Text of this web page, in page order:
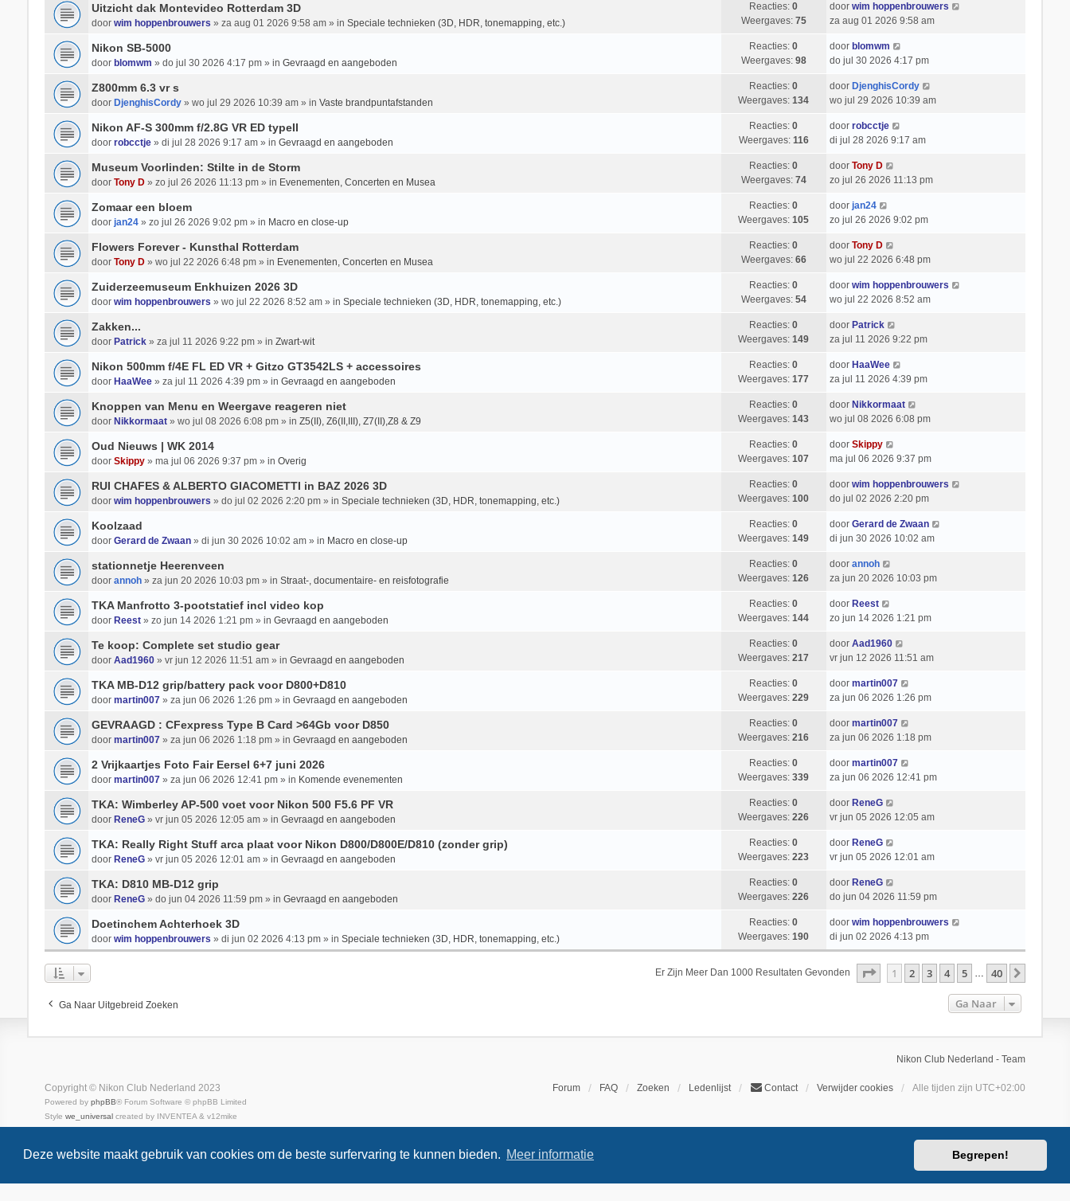
Deze website maakt gebruik van cookies om de beste surfervaring te kunnen bieden. Meer informatie Begrepen!
Uitzicht dak Montevideo Rotterdam 3D
door wim hoppenbrouwers » za aug 01 2026 9:58 am » in Speciale technieken (3D, HDR, tonemapping, etc.)
Reacties:0
Weergaves: 75
door wim hoppenbrouwers
za aug 01 2026 9:58 am
Nikon SB-5000
door blomwm » do jul 30 2026 4:17 pm » in Gevraagd en aangeboden
Reacties:0
Weergaves: 98
door blomwm
do jul 30 2026 4:17 pm
Z800mm 6.3 vr s
door DjenghisCordy» wo jul 29 2026 10:39 am » in Vaste brandpuntafstanden
Reacties:0
Weergaves:134
door DjenghisCordy
wo jul 29 2026 10:39 am
Nikon AF-S 300mm f/2.8G VR ED typeII
door robcctje» di jul 28 2026 9:17 am » in Gevraagd en aangeboden
Reacties:0
Weergaves: 116
door robcctje
di jul 28 2026 9:17 am
Museum Voorlinden: Stilte in de Storm
door Tony D» zo jul 26 2026 11:13 pm » in Evenementen, Concerten en Musea
Reacties:0
Weergaves: 74
door Tony D
zo jul 26 2026 11:13 pm
Zomaar een bloem
door jan24» zo jul 26 2026 9:02 pm » in Macro en close-up
Reacties:0
Weergaves:105
door jan24
zo jul 26 2026 9:02 pm
Flowers Forever - Kunsthal Rotterdam
door Tony D» wo jul 22 2026 6:48 pm » in Evenementen, Concerten en Musea
Reacties:0
Weergaves: 66
door Tony D
wo jul 22 2026 6:48 pm
Zuiderzeemuseum Enkhuizen 2026 3D
door wim hoppenbrouwers » wo jul 22 2026 8:52 am » in Speciale technieken (3D, HDR, tonemapping, etc.)
Reacties:0
Weergaves: 54
door wim hoppenbrouwers
wo jul 22 2026 8:52 am
Zakken...
door Patrick» za jul 11 2026 9:22 pm » in Zwart-wit
Reacties:0
Weergaves:149
door Patrick
za jul 11 2026 9:22 pm
Nikon 500mm f/4E FL ED VR + Gitzo GT3542LS + accessoires
door HaaWee» za jul 11 2026 4:39 pm » in Gevraagd en aangeboden
Reacties:0
Weergaves:177
door HaaWee
za jul 11 2026 4:39 pm
Knoppen van Menu en Weergave reageren niet
door Nikkormaat» wo jul 08 2026 6:08 pm » in Z5(II), Z6(II,III), Z7(II),Z8 & Z9
Reacties:0
Weergaves:143
door Nikkormaat
wo jul 08 2026 6:08 pm
Oud Nieuws | WK 2014
door Skippy» ma jul 06 2026 9:37 pm » in Overig
Reacties:0
Weergaves:107
door Skippy
ma jul 06 2026 9:37 pm
RUI CHAFES & ALBERTO GIACOMETTI in BAZ 2026 3D
door wim hoppenbrouwers » do jul 02 2026 2:20 pm » in Speciale technieken (3D, HDR, tonemapping, etc.)
Reacties:0
Weergaves:100
door wim hoppenbrouwers
do jul 02 2026 2:20 pm
Koolzaad
door Gerard de Zwaan» di jun 30 2026 10:02 am » in Macro en close-up
Reacties:0
Weergaves:149
door Gerard de Zwaan
di jun 30 2026 10:02 am
stationnetje Heerenveen
door annoh» za jun 20 2026 10:03 pm » in Straat-, documentaire- en reisfotografie
Reacties:0
Weergaves:126
door annoh
za jun 20 2026 10:03 pm
TKA Manfrotto 3-pootstatief incl video kop
door Reest» zo jun 14 2026 1:21 pm » in Gevraagd en aangeboden
Reacties:0
Weergaves:144
door Reest
zo jun 14 2026 1:21 pm
Te koop: Complete set studio gear
door Aad1960» vr jun 12 2026 11:51 am » in Gevraagd en aangeboden
Reacties:0
Weergaves:217
door Aad1960
vr jun 12 2026 11:51 am
TKA MB-D12 grip/battery pack voor D800+D810
door martin007» za jun 06 2026 1:26 pm » in Gevraagd en aangeboden
Reacties:0
Weergaves:229
door martin007
za jun 06 2026 1:26 pm
GEVRAAGD : CFexpress Type B Card >64Gb voor D850
door martin007» za jun 06 2026 1:18 pm » in Gevraagd en aangeboden
Reacties:0
Weergaves:216
door martin007
za jun 06 2026 1:18 pm
2 Vrijkaartjes Foto Fair Eersel 6+7 juni 2026
door martin007» za jun 06 2026 12:41 pm » in Komende evenementen
Reacties:0
Weergaves:339
door martin007
za jun 06 2026 12:41 pm
TKA: Wimberley AP-500 voet voor Nikon 500 F5.6 PF VR
door ReneG» vr jun 05 2026 12:05 am » in Gevraagd en aangeboden
Reacties:0
Weergaves:226
door ReneG
vr jun 05 2026 12:05 am
TKA: Really Right Stuff arca plaat voor Nikon D800/D800E/D810 (zonder grip)
door ReneG» vr jun 05 2026 12:01 am » in Gevraagd en aangeboden
Reacties:0
Weergaves:223
door ReneG
vr jun 05 2026 12:01 am
TKA: D810 MB-D12 grip
door ReneG» do jun 04 2026 11:59 pm » in Gevraagd en aangeboden
Reacties:0
Weergaves:226
door ReneG
do jun 04 2026 11:59 pm
Doetinchem Achterhoek 3D
door wim hoppenbrouwers » di jun 02 2026 4:13 pm » in Speciale technieken (3D, HDR, tonemapping, etc.)
Reacties:0
Weergaves:190
door wim hoppenbrouwers
di jun 02 2026 4:13 pm
Er Zijn Meer Dan 1000 Resultaten Gevonden Pagina1 Van 40
1 2 3 4 5 … 40
Ga Naar Uitgebreid Zoeken Ga Naar
Nikon Club Nederland - Team
Forum FAQ Zoeken Ledenlijst Contact Verwijder cookies Alle tijden zijn UTC+02:00
Copyright © Nikon Club Nederland 2023
Powered by phpBB® Forum Software © phpBB Limited
Style we_universalcreated by INVENTEA & v12mike